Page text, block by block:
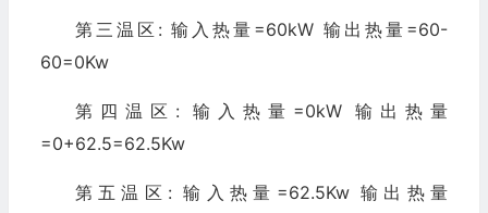
第三温区: 输入热量=60kW 输出热量=60-
60=0Kw
第四温区: 输入热量=0kW 输出热量
=0+62.5=62.5Kw
第五温区: 输入热量=62.5Kw 输出热量